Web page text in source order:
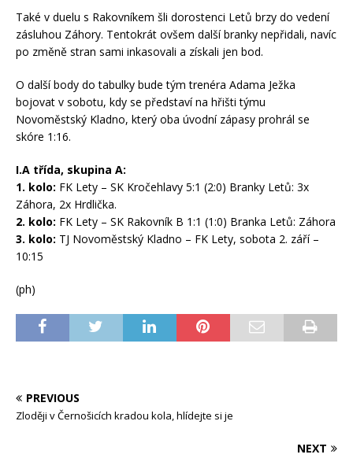
Také v duelu s Rakovníkem šli dorostenci Letů brzy do vedení
zásluhou Záhory. Tentokrát ovšem další branky nepřidali, navíc
po změně stran sami inkasovali a získali jen bod.
O další body do tabulky bude tým trenéra Adama Ježka
bojovat v sobotu, kdy se představí na hřišti týmu
Novoměstský Kladno, který oba úvodní zápasy prohrál se
skóre 1:16.
I.A třída, skupina A:
1. kolo: FK Lety – SK Kročehlavy 5:1 (2:0) Branky Letů: 3x
Záhora, 2x Hrdlička.
2. kolo: FK Lety – SK Rakovník B 1:1 (1:0) Branka Letů: Záhora
3. kolo: TJ Novoměstský Kladno – FK Lety, sobota 2. září –
10:15
(ph)
PREVIOUS
Zloději v Černošicích kradou kola, hlídejte si je
NEXT